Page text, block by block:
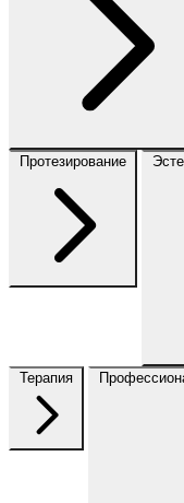
Протезирование
Терапия